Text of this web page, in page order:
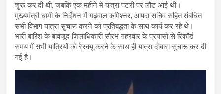
शुरू कर दी थी, जबकि एक महीने में यात्रा पटरी पर लौट आई थी।
मुख्यमंत्री धामी के निर्देशन में गढ़वाल कमिश्नर, आपदा सचिव सहित संबधित
सभी विभाग यात्रा सुचारू करने को प्रतिबद्धता के साथ कार्य कर रहे थे।
भारी बारिश के बावजूद जिलाधिकारी सौरभ गहरवार के प्रयासों से रिकॉर्ड
समय में सभी यात्रियों को रेस्क्यू करने के साथ ही यात्रा दोबारा सुचारू कर दी
गई है।